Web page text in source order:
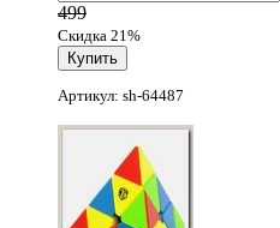
499
Скидка 21%
Артикул: sh-64487